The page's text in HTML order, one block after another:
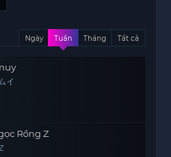
hước, những cuộc chiến
phát triển mạnh mẽ của
là sự kết hợp hoàn
hài hước và sự trưởng
không thể rời mắt.
Ngày Tuần Tháng Tất cả
イ
Rồng Z